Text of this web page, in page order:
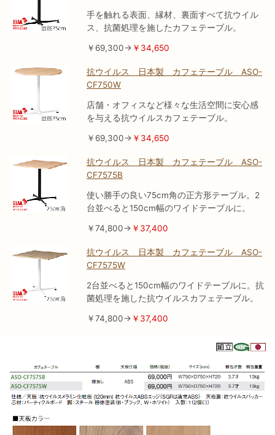
手を触れる表面、縁材、裏面すべて抗ウイル
ス、抗菌処理を施したカフェテーブル。
￥69,300→ ￥34,650
抗ウイルス 日本製 カフェテーブル ASO-
CF750W
店舗・オフィスなど様々な生活空間に安心感
を与える抗ウイルスカフェテーブル。
￥69,300→ ￥34,650
抗ウイルス 日本製 カフェテーブル ASO-
CF7575B
使い勝手の良い75cm角の正方形テーブル。2
台並べると150cm幅のワイドテーブルに。
￥74,800→ ￥37,400
抗ウイルス 日本製 カフェテーブル ASO-
CF7575W
2台並べると150cm幅のワイドテーブルに。抗
菌処理を施した抗ウイルスカフェテーブル。
￥74,800→ ￥37,400